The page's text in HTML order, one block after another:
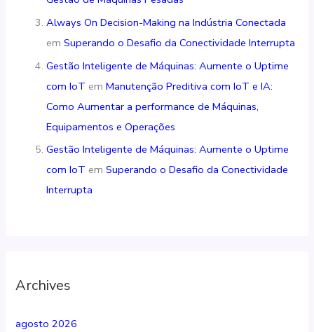
Always On Decision-Making na Indústria Conectada
emSuperando o Desafio da Conectividade Interrupta
Gestão Inteligente de Máquinas: Aumente o Uptime
com IoT emManutenção Preditiva com IoT e IA:
Como Aumentar a performance de Máquinas,
Equipamentos e Operações
Gestão Inteligente de Máquinas: Aumente o Uptime
com IoT emSuperando o Desafio da Conectividade
Interrupta
Archives
agosto 2026